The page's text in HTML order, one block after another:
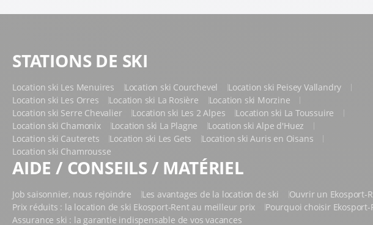
STATIONS DE SKI
Location ski Les Menuires Location ski Courchevel
Location ski Peisey Vallandry
Location ski Les Orres
Location ski La Rosière
Location ski Morzine
Location ski Serre Chevalier
Location ski Les 2 Alpes
Location ski La Toussuire
Location ski Chamonix
Location ski La Plagne
Location ski Alpe d'Huez
Location ski Cauterets
Location ski Les Gets
Location ski Auris en Oisans
Location ski Chamrousse
AIDE / CONSEILS / MATÉRIEL
Job saisonnier, nous rejoindre Les avantages de la location de ski Ouvrir un Ekosport-
Prix réduits : la location de ski Ekosport-Rent au meilleur prix
Pourquoi choisir Ekosport-
Assurance ski : la garantie indispensable de vos vacances